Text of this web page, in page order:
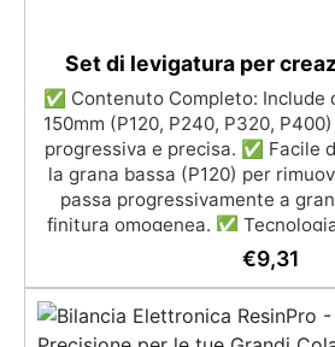
Set di levigatura per
✅ Contenuto Completo: Include
150mm (P120, P240, P320,
progressiva e precisa. ✅ Facile
la grana bassa (P120) per
passa progressivamente a
finitura omogenea. ✅
retati favoriscono
garantendo un ambiente di
finitura perfetta. ✅ Finitura
dischi, puoi lucidare con
€9,31